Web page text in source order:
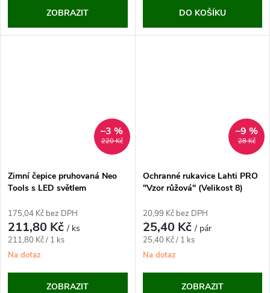
ZOBRAZIT DO KOŠÍKU
220 Kč
–3 %
Zimní čepice pruhovaná Neo
Tools s LED světlem
175,04 Kč bez DPH
211,80 Kč/ ks
Měrná
cena:
211,80 Kč / 1 ks
Na dotaz
ZOBRAZIT
28 Kč
–9 %
Ochranné rukavice Lahti PRO
"Vzor růžová" (Velikost 8)
20,99 Kč bez DPH
25,40 Kč/ pár
Měrná
cena:
25,40 Kč / 1 ks
Na dotaz
ZOBRAZIT